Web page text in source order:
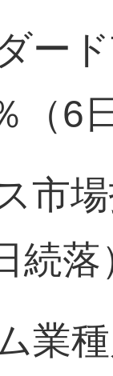
ー
（6
市
続落
業